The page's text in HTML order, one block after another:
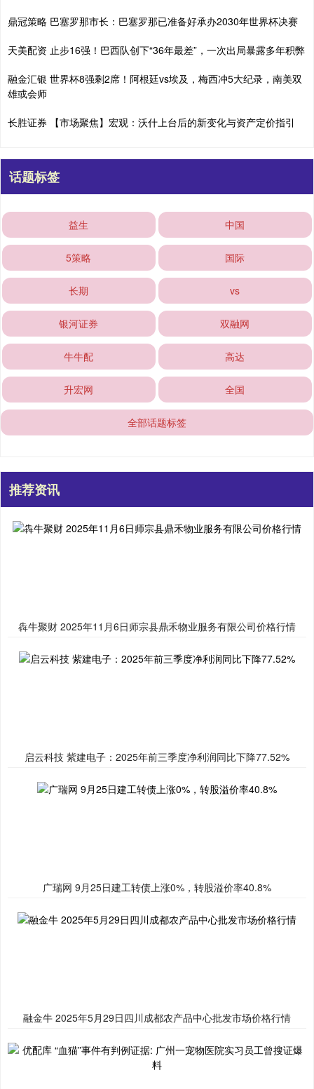
鼎冠策略 巴塞罗那市长：巴塞罗那已准备好承办2030年世界杯决赛
天美配资 止步16强！巴西队创下“36年最差”，一次出局暴露多年积弊
融金汇银 世界杯8强剩2席！阿根廷vs埃及，梅西冲5大纪录，南美双
雄或会师
长胜证券 【市场聚焦】宏观：沃什上台后的新变化与资产定价指引
话题标签
益生 中国
5策略 国际
长期 vs
银河证券 双融网
牛牛配 高达
升宏网 全国
全部话题标签
推荐资讯
犇牛聚财 2025年11月6日师宗县鼎禾物业服务有限公司价格行情
启云科技 紫建电子：2025年前三季度净利润同比下降77.52%
广瑞网 9月25日建工转债上涨0%，转股溢价率40.8%
融金牛 2025年5月29日四川成都农产品中心批发市场价格行情